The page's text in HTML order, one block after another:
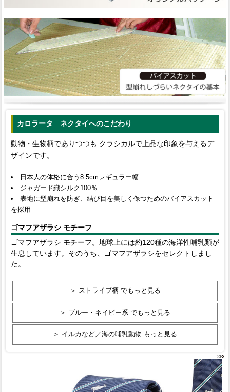
カロラータ ネクタイへのこだわり
動物・生物柄でありつつも クラシカルで上品な印象を与えるデ
ザインです。
日本人の体格に合う8.5cmレギュラー幅
ジャガード織シルク100％
表地に型崩れを防ぎ、結び目を美しく保つためのバイアスカット
を採用
ゴマフアザラシ モチーフ
ゴマフアザラシ モチーフ。地球上には約120種の海洋性哺乳類が
生息しています。そのうち、ゴマフアザラシをセレクトしまし
た。
＞ ストライプ柄 でもっと見る
＞ ブルー・ネイビー系 でもっと見る
＞ イルカなど／海の哺乳動物 もっと見る